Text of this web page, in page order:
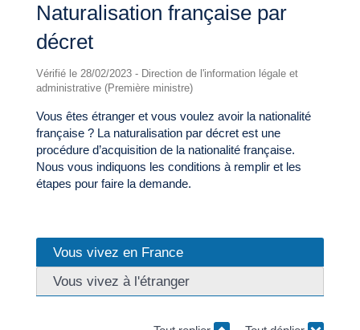
Naturalisation française par
décret
Vérifié le 28/02/2023 - Direction de l'information légale et
administrative (Première ministre)
Vous êtes étranger et vous voulez avoir la nationalité
française ? La naturalisation par décret est une
procédure d’acquisition de la nationalité française.
Nous vous indiquons les conditions à remplir et les
étapes pour faire la demande.
Vous vivez en France
Vous vivez à l'étranger